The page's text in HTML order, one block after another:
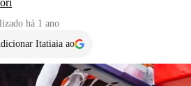
há 1 ano
Itatiaia ao